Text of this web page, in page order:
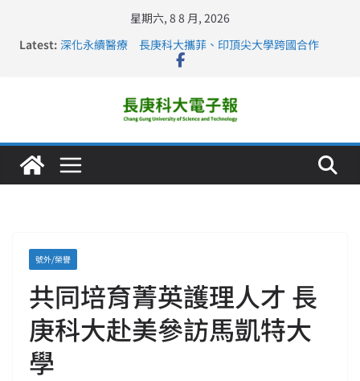
星期六, 8 8 月, 2026
Latest: 深化永續醫療 長庚科大攜菲、印頂尖大學跨國合作
長庚科大訪凱瑟醫療集團、美容學校收穫豐
仁德醫專與長庚科大締結策略聯盟 培育護理尖兵
長庚科大連四年穩居《遠見》醫學大學第5名 辦學實力再
號外/榮譽
共同培育菁英護理人才 長
庚科大赴美參訪馬凱特大
學